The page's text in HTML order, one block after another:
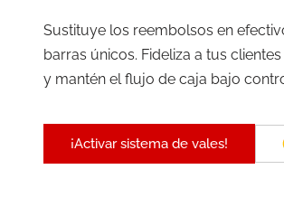
Sustituye los reembolsos en
barras únicos. Fideliza a tus
y mantén el flujo de caja bajo
¡Activar sistema de vales!